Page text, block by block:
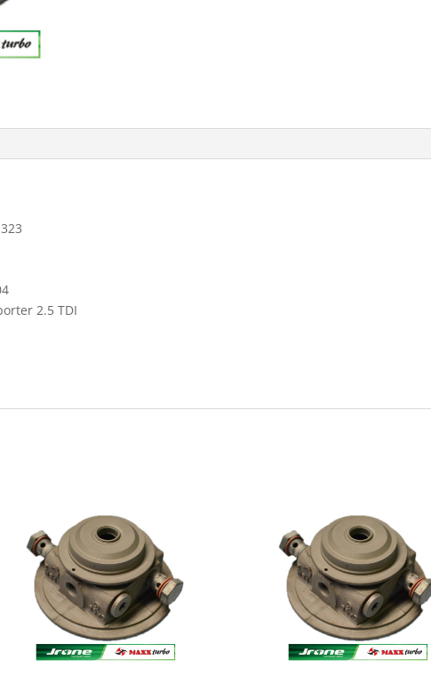
2.5 TDI